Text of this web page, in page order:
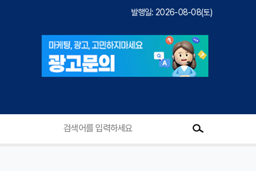
발행일: 2026-08-08(토)